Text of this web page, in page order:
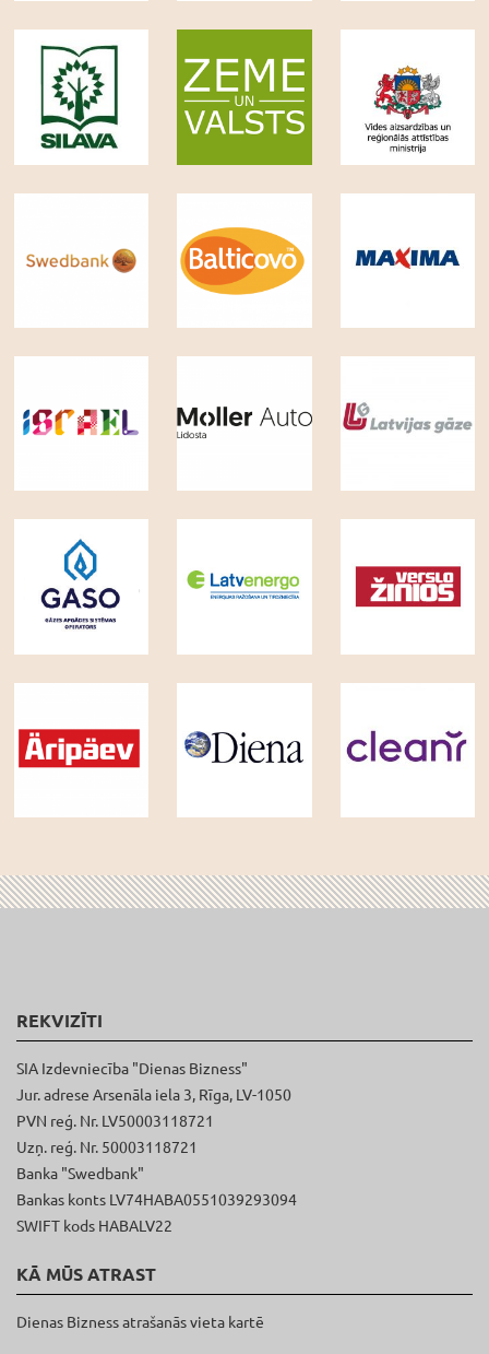
REKVIZĪTI
SIA Izdevniecība "Dienas Bizness"
Jur. adrese Arsenāla iela 3, Rīga, LV-1050
PVN reģ. Nr. LV50003118721
Uzņ. reģ. Nr. 50003118721
Banka "Swedbank"
Bankas konts LV74HABA0551039293094
SWIFT kods HABALV22
KĀ MŪS ATRAST
Dienas Bizness atrašanās vieta kartē